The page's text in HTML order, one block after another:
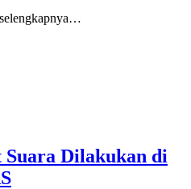
Suara Dilakukan di